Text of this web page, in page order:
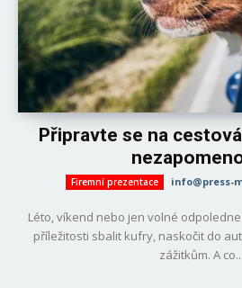
Připravte se na
Firemní prezentace info@press-
Léto, víkend nebo jen volné
příležitosti sbalit kufry, naskočit do
zážitkům. A co...